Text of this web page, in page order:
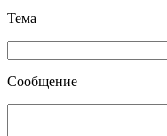
Тема
Сообщение